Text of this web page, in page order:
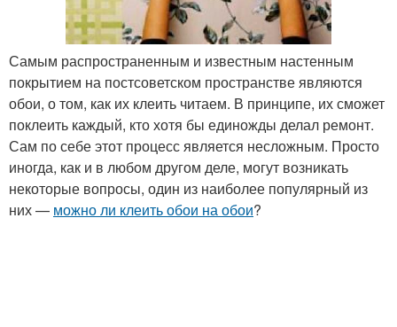
Самым распространенным и известным настенным
покрытием на постсоветском пространстве являются
обои, о том, как их клеить читаем. В принципе, их сможет
поклеить каждый, кто хотя бы единожды делал ремонт.
Сам по себе этот процесс является несложным. Просто
иногда, как и в любом другом деле, могут возникать
некоторые вопросы, один из наиболее популярный из
них — можно ли клеить обои на обои?